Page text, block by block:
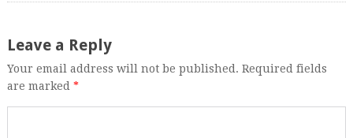
Leave a Reply
Your email address will not be published. Required fields
are marked *